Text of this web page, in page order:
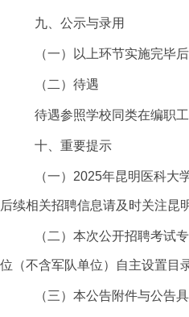
九、公示与录用
（一）以上环节实施完毕
（二）待遇
待遇参照学校同类在编职工
十、重要提示
（一） 2025年昆明医科大
后续相关招聘信息请及时关注昆
（二）本次公开招聘考试
位（不含军队单位）自主设置目
（三）本公告附件与公告